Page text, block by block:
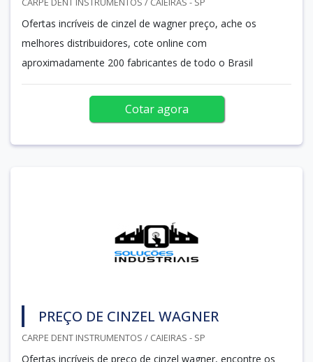
Ofertas incríveis de cinzel de wagner preço, ache os
melhores distribuidores, cote online com
aproximadamente 200 fabricantes de todo o Brasil
Cotar agora
PREÇO DE CINZEL WAGNER
CARPE DENT INSTRUMENTOS / CAIEIRAS - SP
Ofertas incríveis de preço de cinzel wagner, encontre os